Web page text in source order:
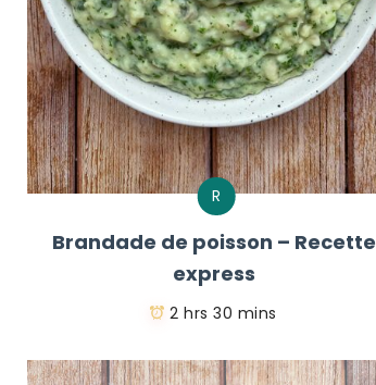
R
Brandade de poisson – Recette
express
2 hrs 30 mins